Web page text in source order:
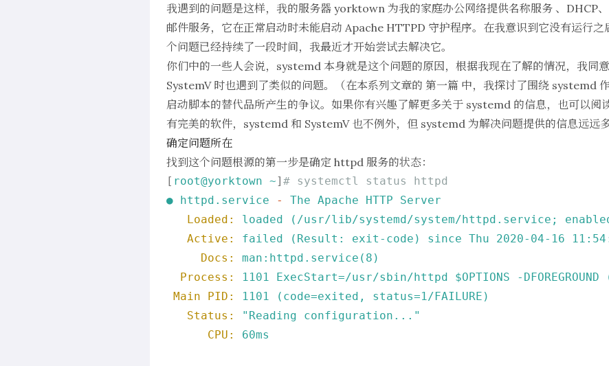
我遇到的问题是这样，我的服务器 yorktown 为我的家庭办公网络提供名称服务 、DHCP
邮件服务，它在正常启动时未能启动 Apache HTTPD 守护程序。在我意识到它没有运行之
个问题已经持续了一段时间，我最近才开始尝试去解决它。
你们中的一些人会说，systemd 本身就是这个问题的原因，根据我现在了解的情况，我同
SystemV 时也遇到了类似的问题。（在本系列文章的 第一篇 中，我探讨了围绕 systemd
启动脚本的替代品所产生的争议。如果你有兴趣了解更多关于 systemd 的信息，也可以阅
有完美的软件，systemd 和 SystemV 也不例外，但 systemd 为解决问题提供的信息远远多
确定问题所在
找到这个问题根源的第一步是确定 httpd 服务的状态：
[ root@yorktown ~] # systemctl status httpd
● httpd.service - The Apache HTTP
Server
Loaded:
loaded (/usr/lib/systemd/system/httpd.service;
Active:
failed (Result: exit-code) since Thu 2020-04-16
Docs:
man:httpd.service(8)
Process:
1101 ExecStart=/usr/sbin/httpd $OPTIONS -DFOREGROUND
Main PID:
1101 (code=exited,
status=1/FAILURE)
Status:
"Reading configuration..."
CPU:
60ms